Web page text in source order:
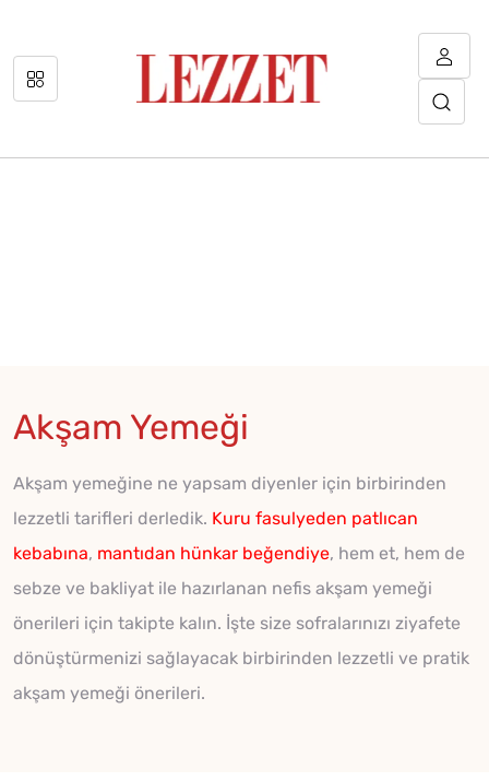
Akşam Yemeği
Akşam yemeğine ne yapsam diyenler için birbirinden
lezzetli tarifleri derledik. Kuru fasulyeden patlıcan
kebabına, mantıdan hünkar beğendiye, hem et, hem de
sebze ve bakliyat ile hazırlanan nefis akşam yemeği
önerileri için takipte kalın. İşte size sofralarınızı ziyafete
dönüştürmenizi sağlayacak birbirinden lezzetli ve pratik
akşam yemeği önerileri.